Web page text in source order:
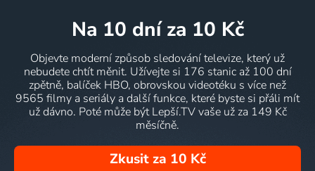
na 10 dní za 10 Kč
Objevte moderní způsob sledování televize, který už
nebudete chtít měnit. Užívejte si 176 stanic až 100 dní
zpětně, balíček HBO, obrovskou videotéku s více než
9565 filmy a seriály a další funkce, které byste si přáli mít
už dávno. Poté může být Lepší.TV vaše už za 149 Kč
měsíčně.
Zkusit za 10 Kč